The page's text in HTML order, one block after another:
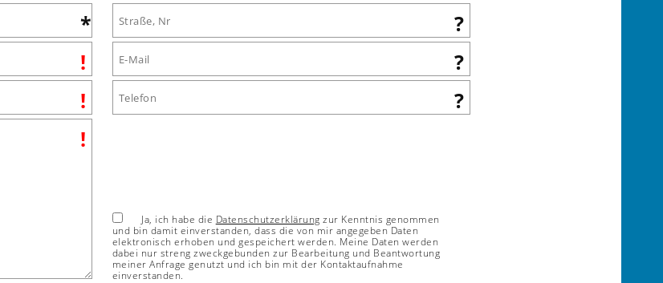
Ja, ich habe die Datenschutzerklärung zur Kenntnis genommen
und bin damit einverstanden, dass die von mir angegeben Daten
elektronisch erhoben und gespeichert werden. Meine Daten werden
dabei nur streng zweckgebunden zur Bearbeitung und Beantwortung
meiner Anfrage genutzt und ich bin mit der Kontaktaufnahme
einverstanden.